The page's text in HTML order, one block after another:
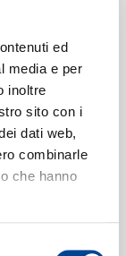
ed
media e per
inoltre
sito con i
dati web,
combinarle
che hanno
&